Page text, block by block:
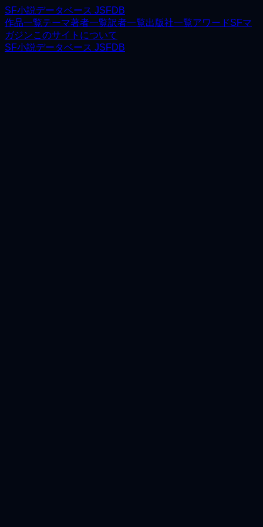
SF小説データベース JSFDB
作品一覧テーマ著者一覧訳者一覧出版社一覧アワードSFマ
ガジンこのサイトについて
SF小説データベース JSFDB